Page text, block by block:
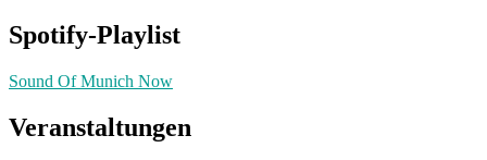
Spotify-Playlist
Sound Of Munich Now
Veranstaltungen